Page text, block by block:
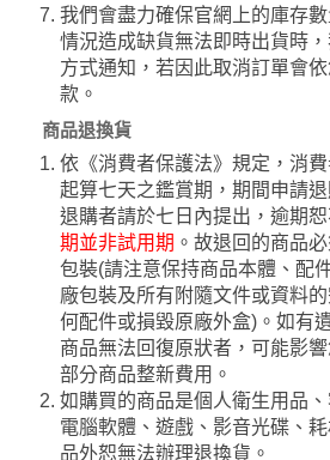
我們會盡力確保官網上的庫存
情況造成缺貨無法即時出貨時
方式通知，若因此取消訂單會
款。
商品退換貨
依《消費者保護法》規定，消
起算七天之鑑賞期，期間申請
退購者請於七日內提出，逾期恕
期並非試用期 。故退回的商品
包裝(請注意保持商品本體、配
廠包裝及所有附隨文件或資料
何配件或損毀原廠外盒)。如有
商品無法回復原狀者，可能影
部分商品整新費用。
如購買的商品是個人衛生用品
電腦軟體、遊戲、影音光碟、
品外恕無法辦理退換貨。